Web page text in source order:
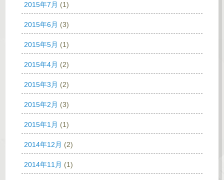
2015年7月 (1)
2015年6月 (3)
2015年5月 (1)
2015年4月 (2)
2015年3月 (2)
2015年2月 (3)
2015年1月 (1)
2014年12月 (2)
2014年11月 (1)